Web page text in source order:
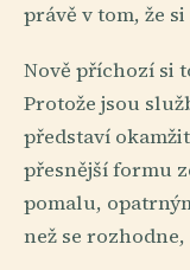
právě v tom, že
Nově příchozí si
Protože jsou
představí
přesnější formu
pomalu,
než se rozhodne,